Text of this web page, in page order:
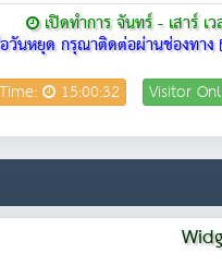
เปิดทำการ จันทร์ - เสาร์
วันหยุด กรุณาติดต่อผ่านช่องทาง
Time: 15:00:32 Visitor